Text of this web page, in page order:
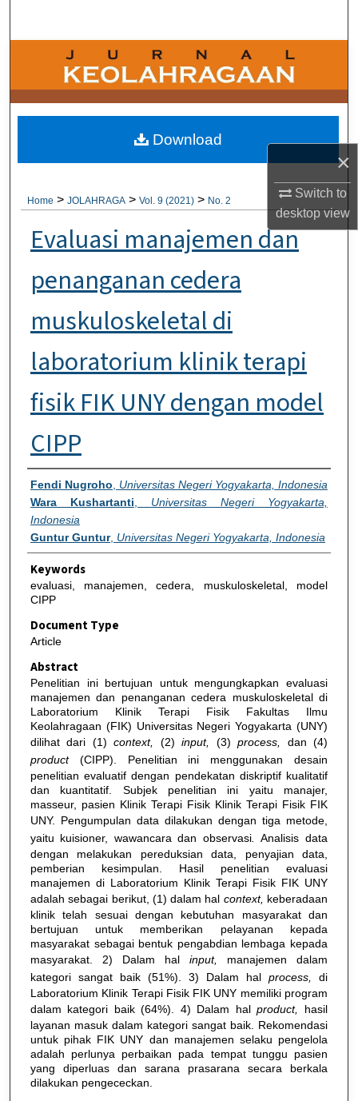
×
Switch to
desktopview
Browse Collections
About
Digital Commons Network™
Home > JOLAHRAGA > Vol. 9 (2021) > No. 2
Evaluasi manajemen dan
penanganan cedera
muskuloskeletal di
laboratorium klinik terapi
fisik FIK UNY dengan model
CIPP
Authors
Fendi Nugroho
Universitas Negeri Yogyakarta, Indonesia
Wara Kushartanti
Universitas Negeri Yogyakarta,
Indonesia
Guntur Guntur, Universitas Negeri Yogyakarta, Indonesia
Keywords
evaluasi, manajemen, cedera, muskuloskeletal, model
CIPP
Document Type
Article
Abstract
Penelitian ini bertujuan untuk mengungkapkan evaluasi
manajemen dan penanganan cedera muskuloskeletal di
Laboratorium Klinik Terapi Fisik Fakultas Ilmu
Keolahragaan (FIK) Universitas Negeri Yogyakarta (UNY)
dilihat dari (1)context, (2) input, (3)process, dan (4)
product (CIPP). Penelitian ini menggunakan desain
penelitian evaluatif dengan pendekatan diskriptif kualitatif
dan kuantitatif. Subjek penelitian ini yaitu manajer,
masseur, pasien Klinik Terapi Fisik Klinik Terapi Fisik FIK
UNY. Pengumpulan data dilakukan dengan tiga metode,
yaitu kuisioner, wawancara dan observasi.Analisis data
dengan melakukan pereduksian data, penyajian data,
pemberian kesimpulan. Hasil penelitian evaluasi
manajemen di Laboratorium Klinik Terapi Fisik FIK UNY
adalah sebagai berikut, (1) dalam hal context, keberadaan
klinik telah sesuai dengan kebutuhan masyarakat dan
bertujuan untuk memberikan pelayanan kepada
masyarakat sebagai bentuk pengabdian lembaga kepada
masyarakat. 2) Dalam hal input, manajemen dalam
kategori sangat baik (51%). 3) Dalam halprocess, di
Laboratorium Klinik Terapi Fisik FIK UNY memiliki program
dalam kategori baik (64%). 4) Dalam halproduct, hasil
layanan masuk dalam kategori sangat baik. Rekomendasi
untuk pihak FIK UNY dan manajemen selaku pengelola
adalah perlunya perbaikan pada tempat tunggu pasien
yang diperluas dan sarana prasarana secara berkala
dilakukan pengececkan.
Download